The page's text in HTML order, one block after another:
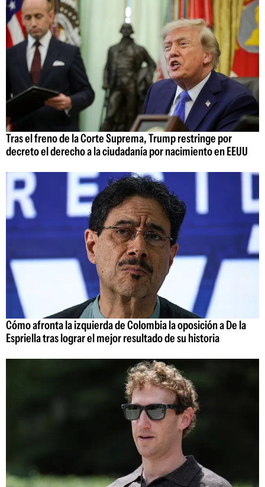
Tras el freno de la Corte Suprema, Trump restringe por
decreto el derecho a la ciudadanía por nacimiento en EEUU
Cómo afronta la izquierda de Colombia la oposición a De la
Espriella tras lograr el mejor resultado de su historia